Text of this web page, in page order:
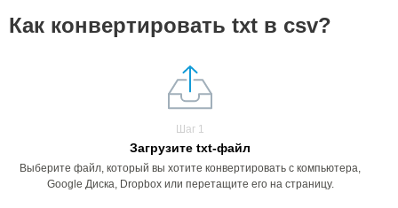
Как конвертировать txt в csv?
Шаг 1
Загрузите txt-файл
Выберите файл, который вы хотите конвертировать с компьютера,
Google Диска, Dropbox или перетащите его на страницу.